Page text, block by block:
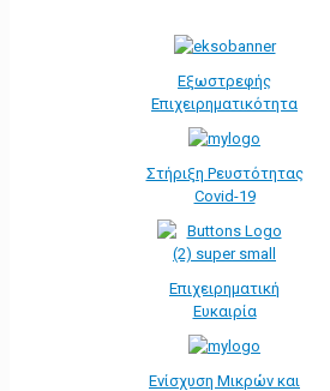
Εξωστρεφής
Επιχειρηματικότητα
Στήριξη Ρευστότητας
Covid-19
Επιχειρηματική
Ευκαιρία
Ενίσχυση Μικρών και